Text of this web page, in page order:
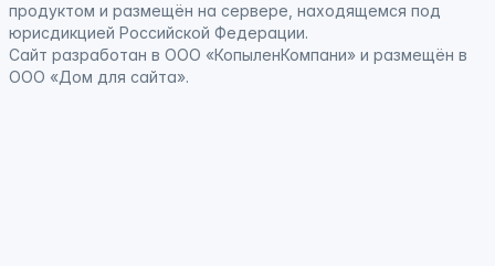
продуктом и размещён на сервере, находящемся под
юрисдикцией Российской Федерации.
Сайт разработан в ООО «КопыленКомпани» и размещён в
ООО «Дом для сайта».